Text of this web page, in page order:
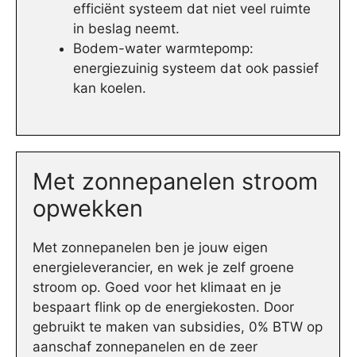
efficiënt systeem dat niet veel ruimte
in beslag neemt.
Bodem-water warmtepomp:
energiezuinig systeem dat ook passief
kan koelen.
Met zonnepanelen stroom
opwekken
Met zonnepanelen ben je jouw eigen
energieleverancier, en wek je zelf groene
stroom op. Goed voor het klimaat en je
bespaart flink op de energiekosten. Door
gebruikt te maken van subsidies, 0% BTW op
aanschaf zonnepanelen en de zeer